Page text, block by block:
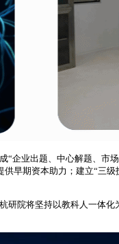
业出题、中心解题、市
早期资本助力；建立“三
院将坚持以教科人一体